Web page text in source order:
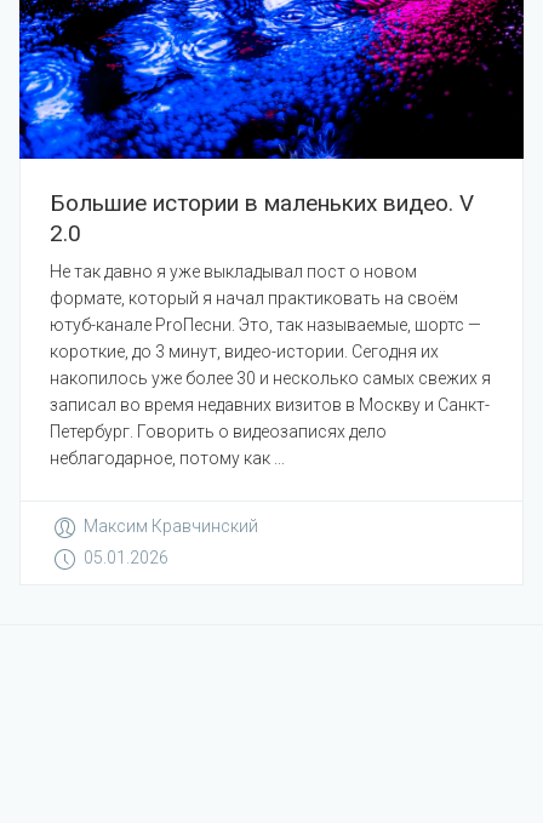
Большие истории в маленьких видео. V
2.0
Не так давно я уже выкладывал пост о новом
формате, который я начал практиковать на своём
ютуб-канале ProПесни. Это, так называемые, шортс —
короткие, до 3 минут, видео-истории. Сегодня их
накопилось уже более 30 и несколько самых свежих я
записал во время недавних визитов в Москву и Санкт-
Петербург. Говорить о видеозаписях дело
неблагодарное, потому как ...
Максим Кравчинский
05.01.2026